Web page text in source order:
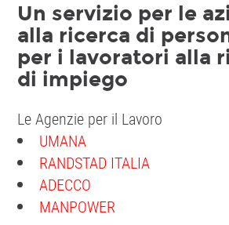
Un servizio per le
alla ricerca di
per i lavoratori alla
di impiego
Le Agenzie per il Lavoro
UMANA
RANDSTAD ITALIA
ADECCO
MANPOWER